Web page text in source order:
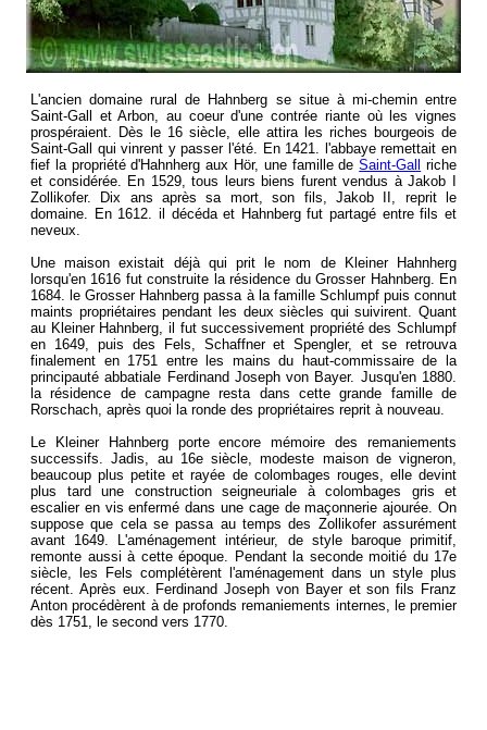
L'ancien domaine rural de Hahnberg se situe à mi-chemin entre
Saint-Gall et Arbon, au coeur d'une contrée riante où les vignes
prospéraient. Dès le 16 siècle, elle attira les riches bourgeois de
Saint-Gall qui vinrent y passer l'été. En 1421. l'abbaye remettait en
fief la propriété d'Hahnherg aux Hör, une famille deSaint-Gall
riche
et considérée. En 1529, tous leurs biens furent vendus à Jakob I
Zollikofer. Dix ans après sa mort, son fils, Jakob II, reprit le
domaine. En 1612. il décéda et Hahnberg fut partagé entre fils et
neveux.
Une maison existait déjà qui prit le nom de Kleiner Hahnherg
lorsqu'en 1616 fut construite la résidence du Grosser Hahnberg. En
1684. le Grosser Hahnberg passa à la famille Schlumpf puis connut
maints propriétaires pendant les deux siècles qui suivirent. Quant
au Kleiner Hahnberg, il fut successivement propriété des Schlumpf
en 1649, puis des Fels, Schaffner et Spengler, et se retrouva
finalement en 1751 entre les mains du haut-commissaire de la
principauté abbatiale Ferdinand Joseph von Bayer. Jusqu'en 1880.
la résidence de campagne resta dans cette grande famille de
Rorschach, après quoi la ronde des propriétaires reprit à nouveau.
Le Kleiner Hahnberg porte encore mémoire des remaniements
successifs. Jadis, au 16e siècle, modeste maison de vigneron,
beaucoup plus petite et rayée de colombages rouges, elle devint
plus tard une construction seigneuriale à colombages gris et
escalier en vis enfermé dans une cage de maçonnerie ajourée. On
suppose que cela se passa au temps des Zollikofer assurément
avant 1649. L'aménagement intérieur, de style baroque primitif,
remonte aussi à cette époque. Pendant la seconde moitié du 17e
siècle, les Fels complétèrent l'aménagement dans un style plus
récent. Après eux. Ferdinand Joseph von Bayer et son fils Franz
Anton procédèrent à de profonds remaniements internes, le premier
dès 1751, le second vers 1770.